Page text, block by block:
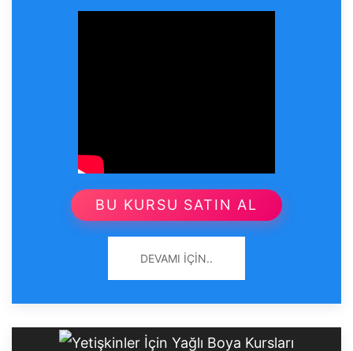
BU KURSU SATIN AL
DEVAMI İÇIN..